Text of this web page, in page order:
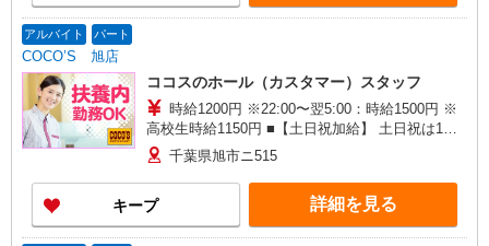
アルバイト パート
COCO’S 旭店
ココスのホール（カスタマー）スタッフ
時給1200円 ※22:00〜翌5:00：時給1500円 ※
高校生時給1150円 ■【土日祝加給】 土日祝は1時
間当たり＋100円 ■特別手当 早朝手当（5:00〜
8:00）時給＋200円
千葉県旭市ニ515
キープ 詳細を見る